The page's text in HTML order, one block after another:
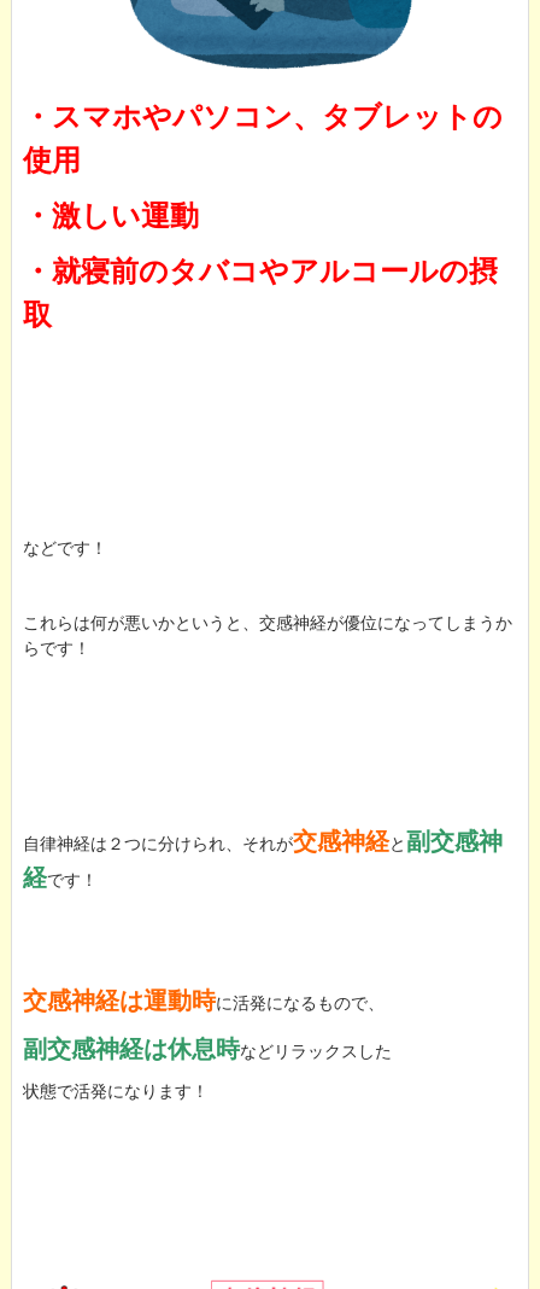
・スマホやパソコン、タブレットの
使用
・激しい運動
・就寝前のタバコやアルコールの摂
取
などです！
これらは何が悪いかというと、交感神経が優位になってしまうか
らです！
自律神経は２つに分けられ、それが交感神経と副交感神
経です！
交感神経は運動時に活発になるもので、
副交感神経は休息時などリラックスした
状態で活発になります！